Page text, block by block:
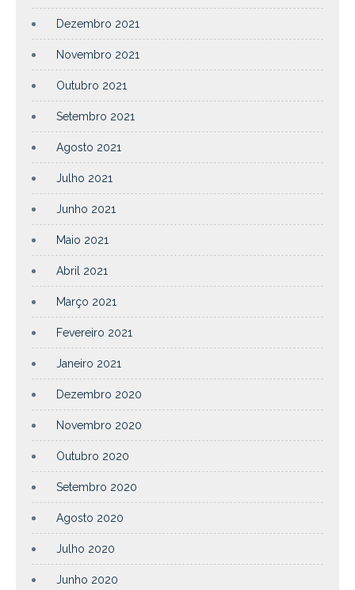
Dezembro 2021
Novembro 2021
Outubro 2021
Setembro 2021
Agosto 2021
Julho 2021
Junho 2021
Maio 2021
Abril 2021
Março 2021
Fevereiro 2021
Janeiro 2021
Dezembro 2020
Novembro 2020
Outubro 2020
Setembro 2020
Agosto 2020
Julho 2020
Junho 2020